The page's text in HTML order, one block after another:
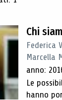
Chi
Federica
Marcella
anno:
Le
hanno